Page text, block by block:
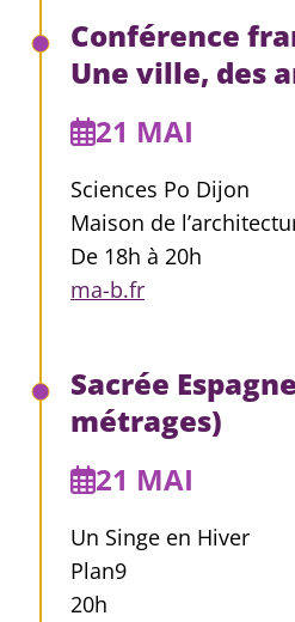
Conférence
Une ville, des
21 MAI
Sciences Po Dijon
Maison de
De 18h à 20h
ma-b.fr
Sacrée
métrages)
21 MAI
Un Singe en Hiver
Plan9
20h